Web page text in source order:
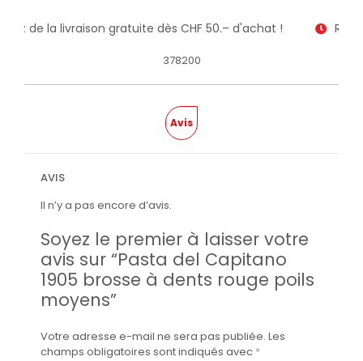
de la livraison gratuite dès CHF 50.– d'achat !
378200
Avis
AVIS
Il n’y a pas encore d’avis.
Soyez le premier à laisser votre
avis sur “Pasta del Capitano
1905 brosse à dents rouge poils
moyens”
Votre adresse e-mail ne sera pas publiée. Les
champs obligatoires sont indiqués avec *